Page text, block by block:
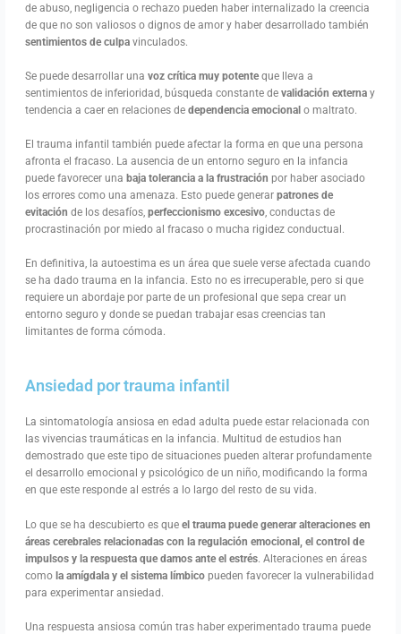
de abuso, negligencia o rechazo pueden haber internalizado la creencia
de que no son valiosos o dignos de amor y haber desarrollado también
sentimientos de culpa vinculados.
Se puede desarrollar unavoz crítica muy potente que lleva a
sentimientos de inferioridad, búsqueda constante devalidación externa y
tendencia a caer en relaciones dedependencia emocional o maltrato.
El trauma infantil también puede afectar la forma en que una persona
afronta el fracaso. La ausencia de un entorno seguro en la infancia
puede favorecer una baja tolerancia a la frustración por haber asociado
los errores como una amenaza. Esto puede generarpatrones de
evitación de los desafíos,perfeccionismo excesivo, conductas de
procrastinación por miedo al fracaso o mucha rigidez conductual.
En definitiva, la autoestima es un área que suele verse afectada cuando
se ha dado trauma en la infancia. Esto no es irrecuperable, pero si que
requiere un abordaje por parte de un profesional que sepa crear un
entorno seguro y donde se puedan trabajar esas creencias tan
limitantes de forma cómoda.
Ansiedad por trauma infantil
La sintomatología ansiosa en edad adulta puede estar relacionada con
las vivencias traumáticas en la infancia. Multitud de estudios han
demostrado que este tipo de situaciones pueden alterar profundamente
el desarrollo emocional y psicológico de un niño, modificando la forma
en que este responde al estrés a lo largo del resto de su vida.
Lo que se ha descubierto es queel trauma puede generar alteraciones en
áreas cerebrales relacionadas con la regulación emocional, el control de
impulsos y la respuesta que damos ante el estrés. Alteraciones en áreas
comola amígdala y el sistema límbico pueden favorecer la vulnerabilidad
para experimentar ansiedad.
Una respuesta ansiosa común tras haber experimentado trauma puede